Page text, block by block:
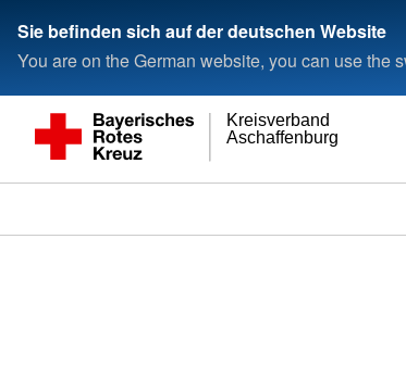
Sie befinden sich auf der deutschen Website
You are on the German website, you can use the
Aschaffenburg
Kreisverband